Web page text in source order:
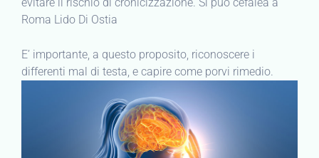
Roma Lido Di Ostia
E’ importante, a questo proposito, riconoscere i
differenti mal di testa, e capire come porvi rimedio.